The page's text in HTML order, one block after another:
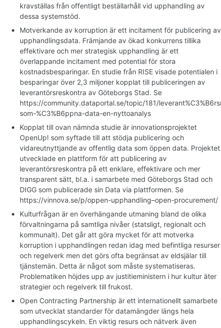
kravställas från offentligt beställarhåll vid upphandling av
dessa systemstöd.
Motverkande av korruption är ett incitament för publicering av
upphandlingsdata. Främjande av ökad konkurrens tillika
effektivare och mer strategisk upphandling är ett
överlappande incitament med potential för stora
kostnadsbesparingar. En studie från RISE visade potentialen i
besparingar över 2,3 miljoner kopplat till publiceringen av
leverantörsreskontra av Göteborgs Stad. Se
https://community.dataportal.se/topic/181/
som-%C3%B6ppna-data-en-nyttoanalys
Kopplat till ovan nämnda studie är innovationsprojektet
OpenUp! som syftade till att stödja publicering och
vidareutnyttjande av offentlig data som öppen data. Projektet
utvecklade en plattform för att publicering av
leverantörsreskontra på ett enklare, effektivare och mer
transparent sätt, bl.a. i samarbete med Göteborgs Stad och
DIGG som publicerade sin Data via plattformen. Se
https://vinnova.se/p/oppen-upphandling–open-procurement/
Kulturfrågan är en överhängande utmaning bland de olika
förvaltningarna på samtliga nivåer (statsligt, regionalt och
kommunalt). Det går att göra mycket för att motverka
korruption i upphandlingen redan idag med befintliga resurser
och regelverk men det görs ofta begränsat av eldsjälar till
tjänstemän. Detta är något som måste systematiseras.
Problematiken höjdes upp av justitieministern i hur kultur äter
strategier och regelverk till frukost.
Open Contracting Partnership är ett internationellt samarbete
som utvecklat standarder för datamängder längs hela
upphandlingscykeln. En viktig resurs och nätverk även